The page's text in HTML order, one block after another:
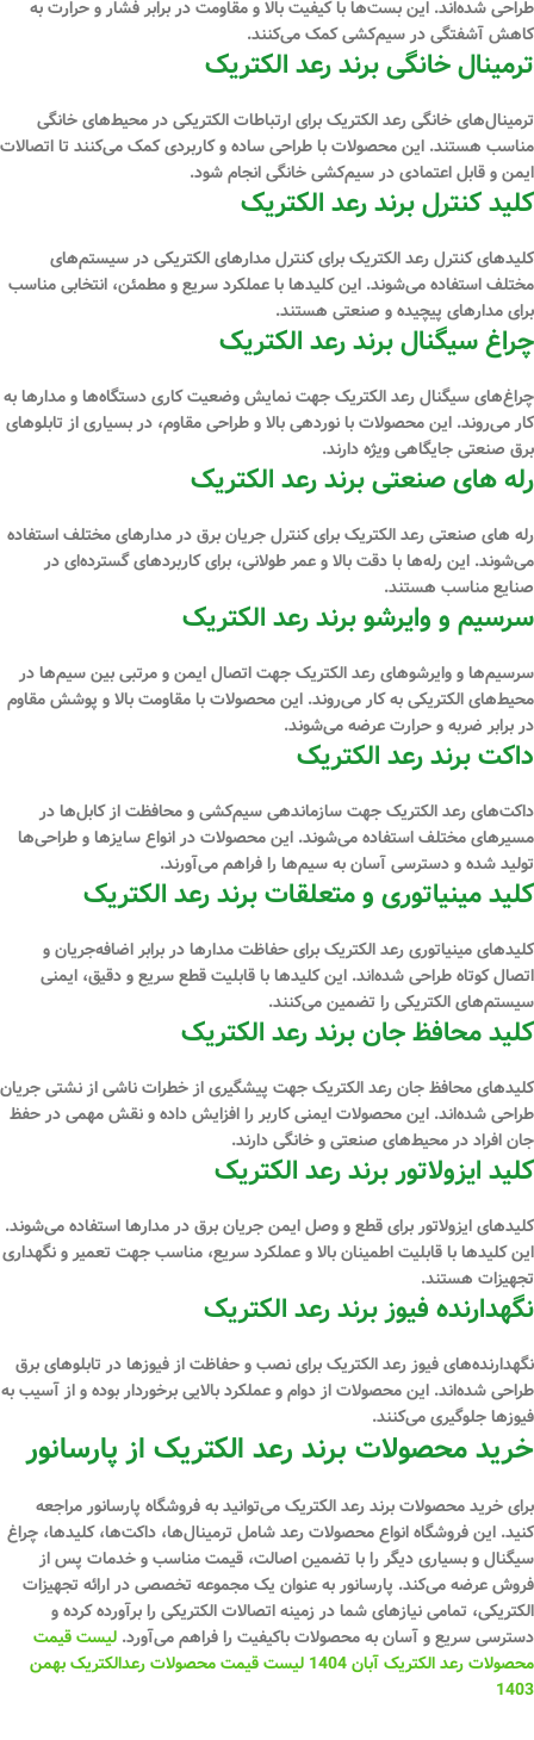
طراحی شده‌اند. این بست‌ها با کیفیت بالا و مقاومت در برابر فشار و حرارت به
کاهش آشفتگی در سیم‌کشی کمک می‌کنند.
ترمینال خانگی برند رعد الکتریک
ترمینال‌های خانگی رعد الکتریک برای ارتباطات الکتریکی در محیط‌های خانگی
مناسب هستند. این محصولات با طراحی ساده و کاربردی کمک می‌کنند تا اتصالات
ایمن و قابل اعتمادی در سیم‌کشی خانگی انجام شود.
کلید کنترل برند رعد الکتریک
کلیدهای کنترل رعد الکتریک برای کنترل مدارهای الکتریکی در سیستم‌های
مختلف استفاده می‌شوند. این کلیدها با عملکرد سریع و مطمئن، انتخابی مناسب
برای مدارهای پیچیده و صنعتی هستند.
چراغ سیگنال برند رعد الکتریک
چراغ‌های سیگنال رعد الکتریک جهت نمایش وضعیت کاری دستگاه‌ها و مدارها به
کار می‌روند. این محصولات با نوردهی بالا و طراحی مقاوم، در بسیاری از تابلوهای
برق صنعتی جایگاهی ویژه دارند.
رله ‌های صنعتی برند رعد الکتریک
رله ‌های صنعتی رعد الکتریک برای کنترل جریان برق در مدارهای مختلف استفاده
می‌شوند. این رله‌ها با دقت بالا و عمر طولانی، برای کاربردهای گسترده‌ای در
صنایع مناسب هستند.
سرسیم و وایرشو برند رعد الکتریک
سرسیم‌ها و وایرشوهای رعد الکتریک جهت اتصال ایمن و مرتبی بین سیم‌ها در
محیط‌های الکتریکی به کار می‌روند. این محصولات با مقاومت بالا و پوشش مقاوم
در برابر ضربه و حرارت عرضه می‌شوند.
داکت برند رعد الکتریک
داکت‌های رعد الکتریک جهت سازماندهی سیم‌کشی و محافظت از کابل‌ها در
مسیرهای مختلف استفاده می‌شوند. این محصولات در انواع سایزها و طراحی‌ها
تولید شده و دسترسی آسان به سیم‌ها را فراهم می‌آورند.
کلید مینیاتوری و متعلقات برند رعد الکتریک
کلیدهای مینیاتوری رعد الکتریک برای حفاظت مدارها در برابر اضافه‌جریان و
اتصال کوتاه طراحی شده‌اند. این کلیدها با قابلیت قطع سریع و دقیق، ایمنی
سیستم‌های الکتریکی را تضمین می‌کنند.
کلید محافظ جان برند رعد الکتریک
کلیدهای محافظ جان رعد الکتریک جهت پیشگیری از خطرات ناشی از نشتی جریان
طراحی شده‌اند. این محصولات ایمنی کاربر را افزایش داده و نقش مهمی در حفظ
جان افراد در محیط‌های صنعتی و خانگی دارند.
کلید ایزولاتور برند رعد الکتریک
کلیدهای ایزولاتور برای قطع و وصل ایمن جریان برق در مدارها استفاده می‌شوند.
این کلیدها با قابلیت اطمینان بالا و عملکرد سریع، مناسب جهت تعمیر و نگهداری
تجهیزات هستند.
نگهدارنده فیوز برند رعد الکتریک
نگهدارنده‌های فیوز رعد الکتریک برای نصب و حفاظت از فیوزها در تابلوهای برق
طراحی شده‌اند. این محصولات از دوام و عملکرد بالایی برخوردار بوده و از آسیب به
فیوزها جلوگیری می‌کنند.
خرید محصولات برند رعد الکتریک از پارسانور
برای خرید محصولات برند رعد الکتریک می‌توانید به فروشگاه پارسانور مراجعه
کنید. این فروشگاه انواع محصولات رعد شامل ترمینال‌ها، داکت‌ها، کلیدها، چراغ
سیگنال و بسیاری دیگر را با تضمین اصالت، قیمت مناسب و خدمات پس از
فروش عرضه می‌کند. پارسانور به عنوان یک مجموعه تخصصی در ارائه تجهیزات
الکتریکی، تمامی نیازهای شما در زمینه اتصالات الکتریکی را برآورده کرده و
دسترسی سریع و آسان به محصولات باکیفیت را فراهم می‌آورد. لیست قیمت
محصولات رعد الکتریک آبان 1404
لیست قیمت محصولات رعدالکتریک بهمن
1403